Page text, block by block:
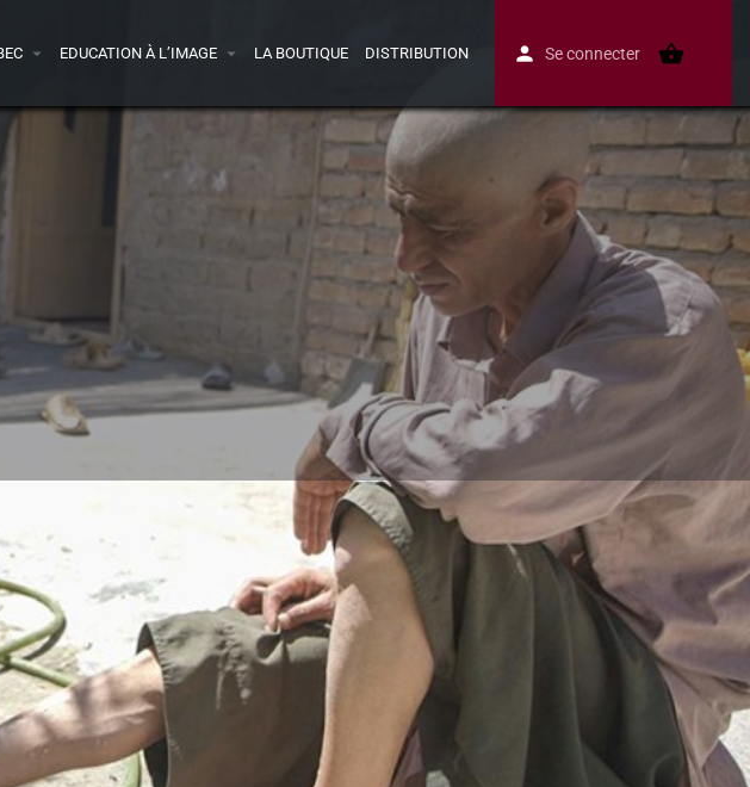
EDUCATION À L’IMAGE LA BOUTIQUE DISTRIBUTION Se connecter
Partagez
Affiche